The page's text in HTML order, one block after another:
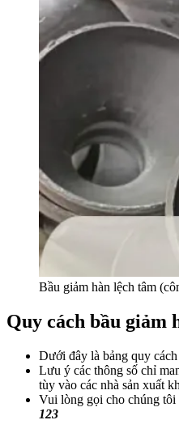
Bầu giảm hàn lệch tâm
Quy cách bầu giảm
Dưới đây là bảng quy
Lưu ý các thông số chỉ
tùy vào các nhà sản xuất
Vui lòng gọi cho chúng tôi
123